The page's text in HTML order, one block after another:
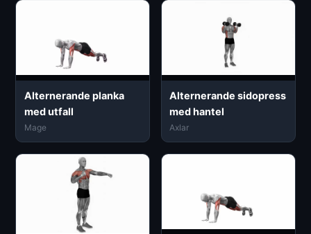
Alternerande planka
med utfall
Mage
Alternerande sidopress
med hantel
Axlar